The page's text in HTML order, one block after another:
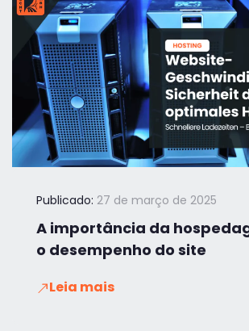
Publicado: 27 de março de 2025
A importância da
o desempenho do site
Leia mais